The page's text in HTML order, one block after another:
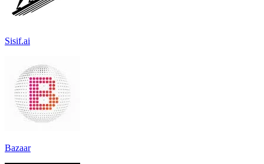
Sisif.ai
Bazaar